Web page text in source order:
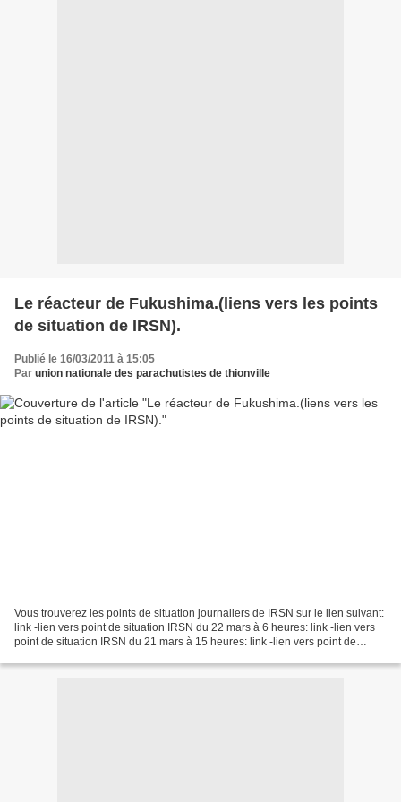
Le réacteur de Fukushima.(liens vers les points
de situation de IRSN).
Publié le 16/03/2011 à 15:05
Par union nationale des parachutistes de thionville
Vous trouverez les points de situation journaliers de IRSN sur le lien suivant:
link -lien vers point de situation IRSN du 22 mars à 6 heures: link -lien vers
point de situation IRSN du 21 mars à 15 heures: link -lien vers point de